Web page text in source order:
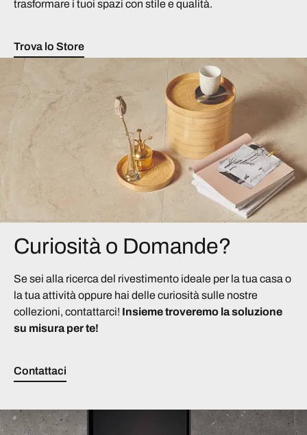
trasformare i tuoi spazi con stile e qualità.
Trova lo Store
Curiosità o Domande?
Se sei alla ricerca del rivestimento ideale per la tua casa o
la tua attività oppure hai delle curiosità sulle nostre
collezioni, contattarci! Insieme troveremo la soluzione
su misura per te!
Contattaci